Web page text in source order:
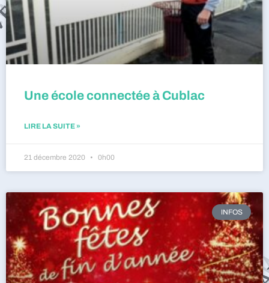
Une école connectée à Cublac
LIRE LA SUITE »
21 décembre 2020 0h00
INFOS